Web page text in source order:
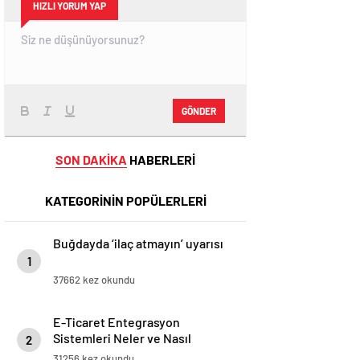
HIZLI YORUM YAP
GÖNDER
SON DAKİKA HABERLERİ
KATEGORİNİN POPÜLERLERİ
1
Buğdayda ‘ilaç atmayın’ uyarısı
37662 kez okundu
2
E-Ticaret Entegrasyon
Sistemleri Neler ve Nasıl
Yapılır?